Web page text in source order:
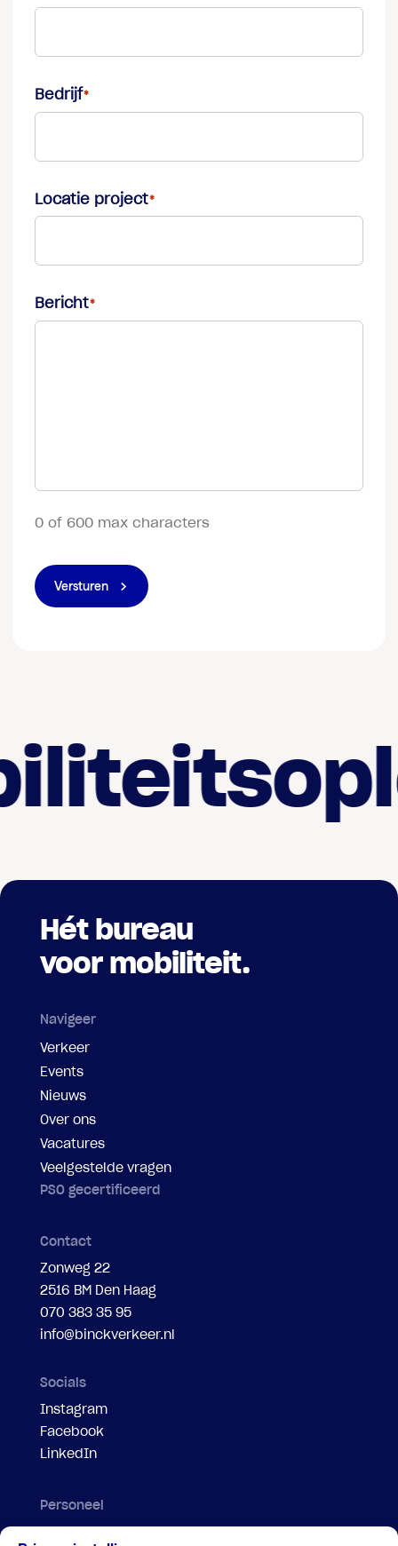
Bedrijf
Locatie project
Bericht
0 of 600 max characters
Versturen
Hét bureau
voor mobiliteit.
Navigeer
Verkeer
Events
Nieuws
Over ons
Vacatures
Veelgestelde vragen
PSO gecertificeerd
Contact
Zonweg 22
2516 BM Den Haag
070 383 35 95
info@binckverkeer.nl
Socials
Instagram
Facebook
LinkedIn
Personeel